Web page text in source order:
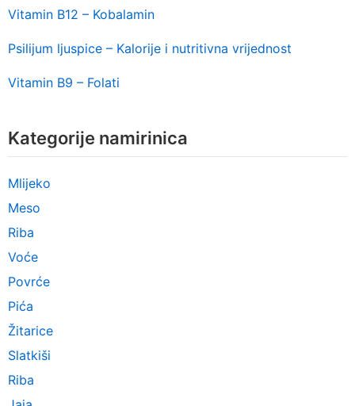
Vitamin B12 – Kobalamin
Psilijum ljuspice – Kalorije i nutritivna vrijednost
Vitamin B9 – Folati
Kategorije namirinica
Mlijeko
Meso
Riba
Voće
Povrće
Pića
Žitarice
Slatkiši
Riba